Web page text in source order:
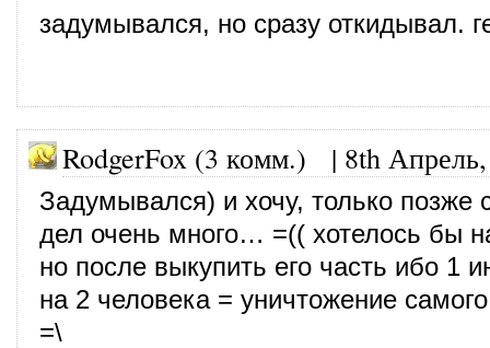
задумывался, но сразу откидывал.
RodgerFox (3 комм.) | 8th
Задумывался) и хочу, только позже
дел очень много… =(( хотелось бы
но после выкупить его часть ибо 1
на 2 человека = уничтожение
=\